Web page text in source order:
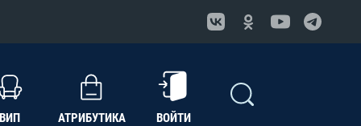
ВИП АТРИБУТИКА ВОЙТИ